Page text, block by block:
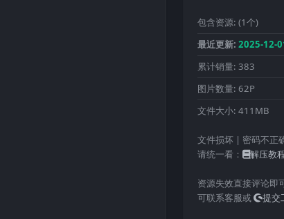
包含资源: (1个)
最近更新: 2025-12-
累计销量: 383
图片数量: 62P
文件大小: 411MB
文件损坏 | 密码不正
请统一看：
解压教
资源失效直接评论即
可联系客服或
提交